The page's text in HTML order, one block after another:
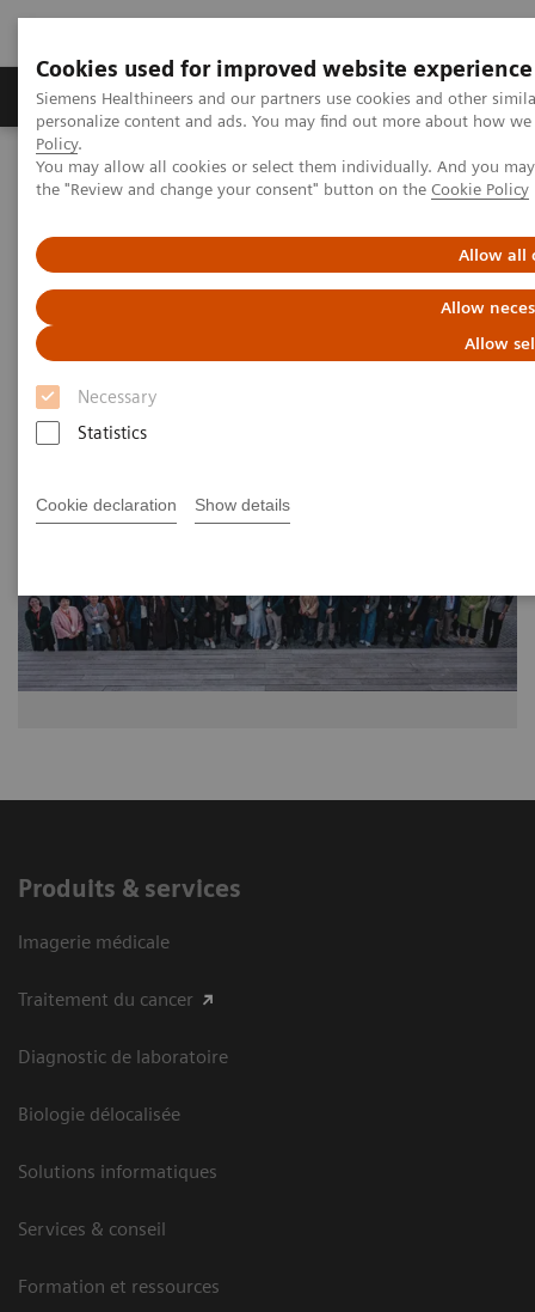
Cookies used for improved website experience
Siemens Healthineers and our partners use cookies and other
personalize content and ads. You may find out more about how
Policy.
You may allow all cookies or select them individually. And you
the "Review and change your consent" button on the Cookie Policy
Allow all
Allow
Allow
Necessary
Statistics
Cookie declaration Show details
Produits & services Domaines cliniques
Home Imagerie médicale
Imagerie moléculaire
MI World Summit 2026
MI World Summit 2026 Moments
Image 75
Produits & services
Imagerie médicale
Traitement du cancer
Diagnostic de laboratoire
Biologie délocalisée
Solutions informatiques
Services & conseil
Formation et ressources